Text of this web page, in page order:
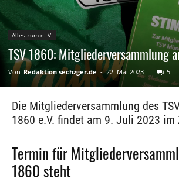
Alles zum e. V.
TSV 1860: Mitgliederversammlung
Von Redaktion sechzger.de - 22. Mai 2023 5
Die Mitgliederversammlung des
1860 e.V. findet am 9. Juli 2023
Termin für
1860 steht